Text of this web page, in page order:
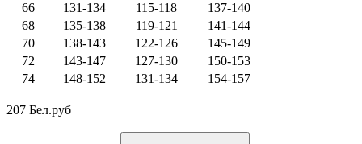
66
131-134 115-118
137-140
68
135-138 119-121
141-144
70
138-143 122-126
145-149
72
143-147 127-130
150-153
74
148-152 131-134 154-157
207 Бел.руб